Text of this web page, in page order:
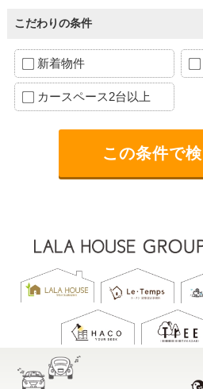
こだわりの条件
新着物件
カースペース2台以上